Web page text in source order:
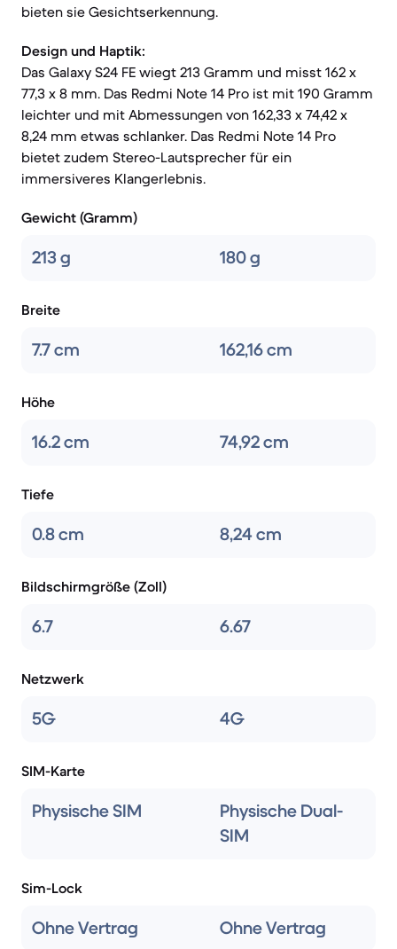
bieten sie Gesichtserkennung.
Design und Haptik:
Das Galaxy S24 FE wiegt 213 Gramm und misst 162 x
77,3 x 8 mm. Das Redmi Note 14 Pro ist mit 190 Gramm
leichter und mit Abmessungen von 162,33 x 74,42 x
8,24 mm etwas schlanker. Das Redmi Note 14 Pro
bietet zudem Stereo-Lautsprecher für ein
immersiveres Klangerlebnis.
Gewicht (Gramm)
213 g 180 g
Breite
7.7 cm 162,16 cm
Höhe
16.2 cm 74,92 cm
Tiefe
0.8 cm 8,24 cm
Bildschirmgröße (Zoll)
6.7 6.67
Netzwerk
5G 4G
SIM-Karte
Physische SIM
Physische Dual-
SIM
Sim-Lock
Ohne Vertrag Ohne Vertrag